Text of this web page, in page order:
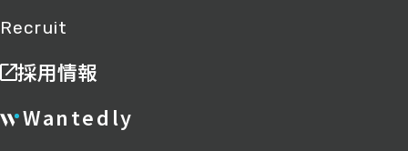
Recruit
採用情報
Wantedly